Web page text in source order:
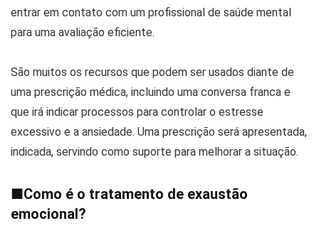
entrar em contato com um profissional de saúde mental
para uma avaliação eficiente.
São muitos os recursos que podem ser usados diante de
uma prescrição médica, incluindo uma conversa franca e
que irá indicar processos para controlar o estresse
excessivo e a ansiedade. Uma prescrição será apresentada,
indicada, servindo como suporte para melhorar a situação.
■Como é o tratamento de exaustão
emocional?